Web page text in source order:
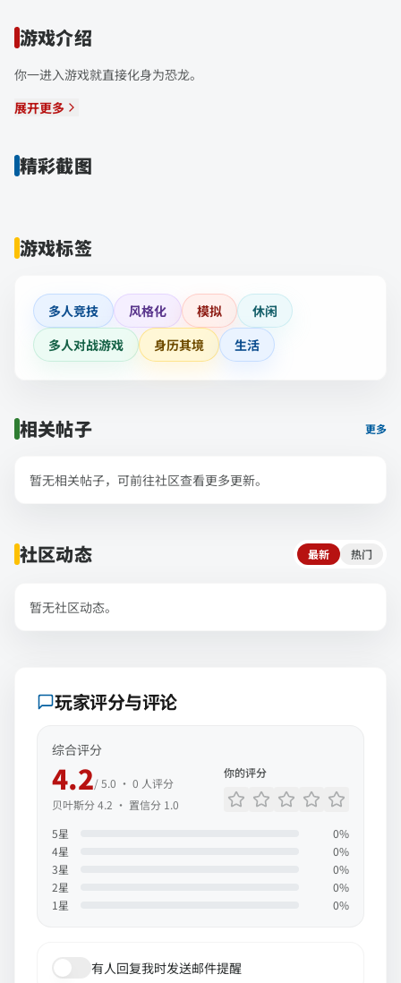
游戏介绍
你一进入游戏就直接化身为恐龙。
展开更多
精彩截图
游戏标签
多人竞技 风格化 模拟
休闲
多人对战游戏
身历其境 生活
相关帖子 更多
暂无相关帖子，可前往社区查看更多更新。
社区动态 最新 热门
暂无社区动态。
玩家评分与评论
综合评分
4.2/ 5.0 · 0 人评分
贝叶斯分4.2 · 置信分 1.0
你的评分
5星 0%
4星 0%
3星 0%
2星 0%
1 星 0%
有人回复我时发送邮件提醒